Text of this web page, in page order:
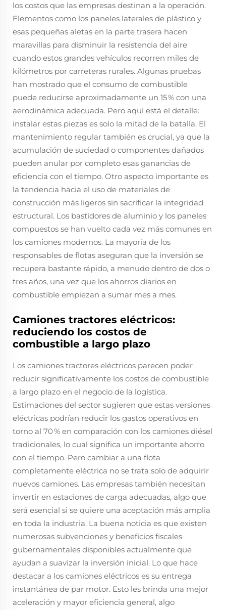
los costos que las empresas destinan a la operación.
Elementos como los paneles laterales de plástico y
esas pequeñas aletas en la parte trasera hacen
maravillas para disminuir la resistencia del aire
cuando estos grandes vehículos recorren miles de
kilómetros por carreteras rurales. Algunas pruebas
han mostrado que el consumo de combustible
puede reducirse aproximadamente un 15 % con una
aerodinámica adecuada. Pero aquí está el detalle:
instalar estas piezas es solo la mitad de la batalla. El
mantenimiento regular también es crucial, ya que la
acumulación de suciedad o componentes dañados
pueden anular por completo esas ganancias de
eficiencia con el tiempo. Otro aspecto importante es
la tendencia hacia el uso de materiales de
construcción más ligeros sin sacrificar la integridad
estructural. Los bastidores de aluminio y los paneles
compuestos se han vuelto cada vez más comunes en
los camiones modernos. La mayoría de los
responsables de flotas aseguran que la inversión se
recupera bastante rápido, a menudo dentro de dos o
tres años, una vez que los ahorros diarios en
combustible empiezan a sumar mes a mes.
Camiones tractores eléctricos:
reduciendo los costos de
combustible a largo plazo
Los camiones tractores eléctricos parecen poder
reducir significativamente los costos de combustible
a largo plazo en el negocio de la logística.
Estimaciones del sector sugieren que estas versiones
eléctricas podrían reducir los gastos operativos en
torno al 70 % en comparación con los camiones diésel
tradicionales, lo cual significa un importante ahorro
con el tiempo. Pero cambiar a una flota
completamente eléctrica no se trata solo de adquirir
nuevos camiones. Las empresas también necesitan
invertir en estaciones de carga adecuadas, algo que
será esencial si se quiere una aceptación más amplia
en toda la industria. La buena noticia es que existen
numerosas subvenciones y beneficios fiscales
gubernamentales disponibles actualmente que
ayudan a suavizar la inversión inicial. Lo que hace
destacar a los camiones eléctricos es su entrega
instantánea de par motor. Esto les brinda una mejor
aceleración y mayor eficiencia general, algo